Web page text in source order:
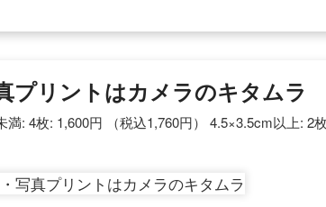
プリントはカメラのキタムラ
: 4枚: 1,600円 （税込1,760円） 4.5×3.5cm以上: 2